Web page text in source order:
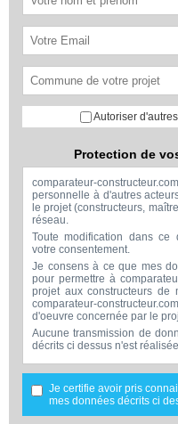
Autoriser
Protection de
comparateur-
personnelle à d'autres
le projet (constructeurs,
réseau.
Toute modification dans ce
votre consentement.
Je consens à ce que mes
pour permettre à
projet aux constructeurs de
comparateur-
d'oeuvre concernée par le
Aucune transmission de
décrits ci dessus n'est réalisée.
Mes données
comparateur-
par votre projet dans le
projet.
Les données sont
Je certifie avoir pris
mes données décrits ci